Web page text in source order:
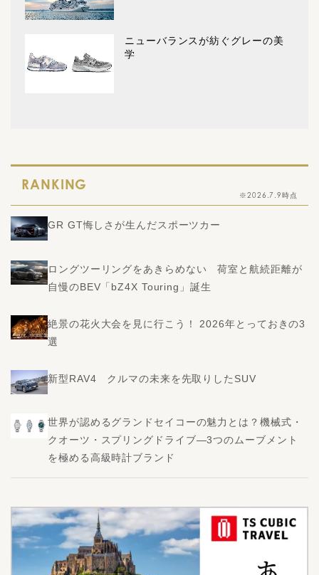
RANKING
※2026.7.9時点
GR GT悔しさが生んだスポーツカー
ロングツーリングをあきらめない 荷室と航続距離が
自慢のBEV「bZ4X Touring」誕生
絶景の花火大会を見に行こう！ 2026年とっておきの3
選
新型RAV4 クルマの未来を先取りしたSUV
世界が認めるグランドセイコーの魅力とは？機械式・
クオーツ・スプリングドライブ―3つのムーブメント
を極める高級時計ブランド
ニューバランスが紡ぐグレーの美
学